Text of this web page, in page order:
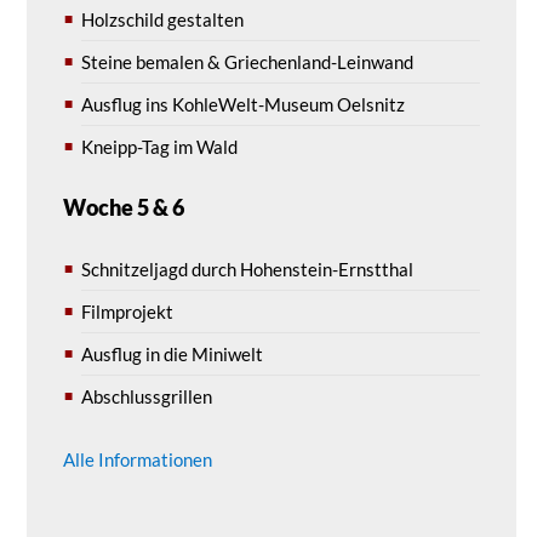
Holzschild gestalten
Steine bemalen & Griechenland-Leinwand
Ausflug ins KohleWelt-Museum Oelsnitz
Kneipp-Tag im Wald
Woche 5 & 6
Schnitzeljagd durch Hohenstein-Ernstthal
Filmprojekt
Ausflug in die Miniwelt
Abschlussgrillen
Alle Informationen